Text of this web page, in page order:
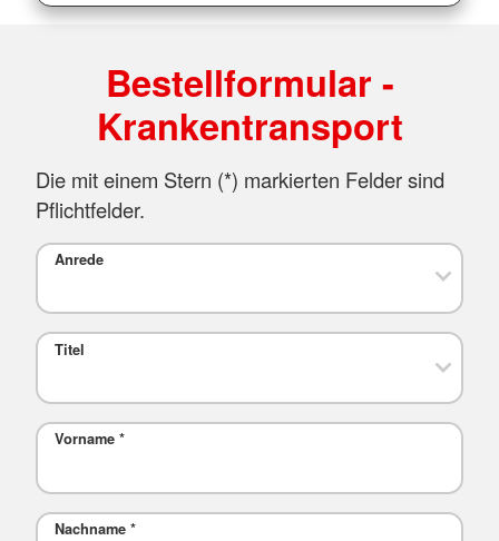
Bestellformular -
Krankentransport
Die mit einem Stern (*) markierten Felder sind
Pflichtfelder.
Anrede
Titel
Vorname *
Nachname *